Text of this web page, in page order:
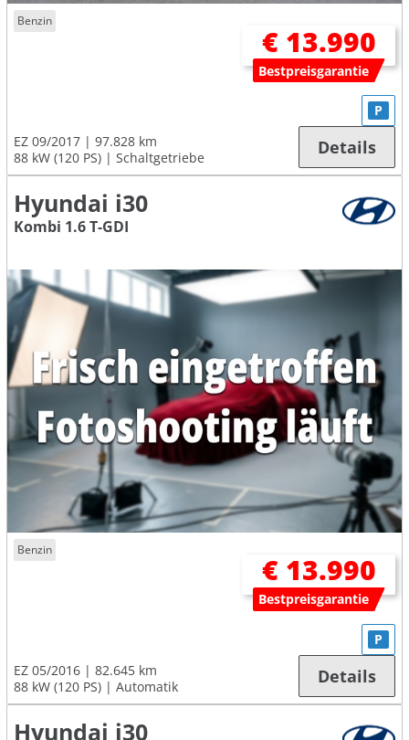
Benzin
€ 13.990
Bestpreisgarantie
EZ 09/2017
97.828 km
88 kW (120 PS)
Schaltgetriebe
P
Details
Hyundai i30
Kombi 1.6 T-GDI
Benzin
€ 13.990
Bestpreisgarantie
EZ 05/2016
82.645 km
88 kW (120 PS)
Automatik
P
Details
Hyundai i30